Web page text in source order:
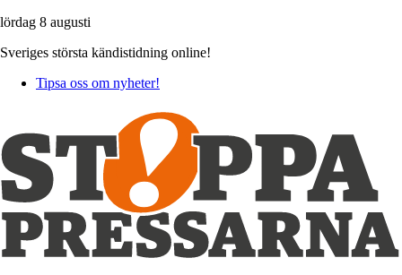
lördag 8 augusti
Sveriges största kändistidning online!
Tipsa oss om nyheter!